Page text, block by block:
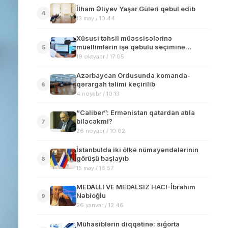
4
İlham Əliyev Yaşar Güləri qəbul edib
13 may / 10:44
5
Xüsusi təhsil müəssisələrinə
müəllimlərin işə qəbulu seçiminə
başlanılıb
19 oktyabr / 17:05
6
Azərbaycan Ordusunda komanda-
qərargah təlimi keçirilib
4 noyabr / 10:13
7
“Caliber”: Ermənistan qatardan atıla
biləcəkmi?
26 noyabr / 10:02
8
İstanbulda iki ölkə nümayəndələrinin
görüşü başlayıb
15 may / 16:57
9
MEDALLI VE MEDALSIZ HACI-İbrahim
Nəbioğlu
26 yanvar / 12:46
Mühasiblərin diqqətinə: sığorta